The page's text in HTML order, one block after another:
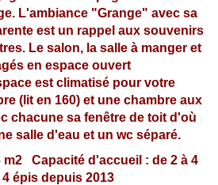
L'ambiance "Grange" avec sa
est un rappel aux souvenirs
Le salon, la salle à manger et
en espace ouvert
est climatisé pour votre
(lit en 160) et une chambre aux
chacune sa fenêtre de toit d'où
salle d'eau et un wc séparé.
m2 Capacité d'accueil : de 2 à 4
épis depuis 2013